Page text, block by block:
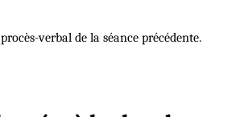
verbal de la séance précédente.